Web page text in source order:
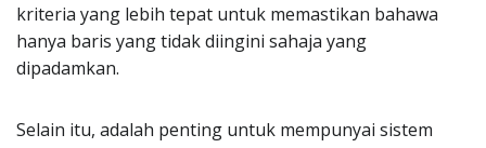
kriteria yang lebih tepat untuk memastikan bahawa
hanya baris yang tidak diingini sahaja yang
dipadamkan.
Selain itu, adalah penting untuk mempunyai sistem